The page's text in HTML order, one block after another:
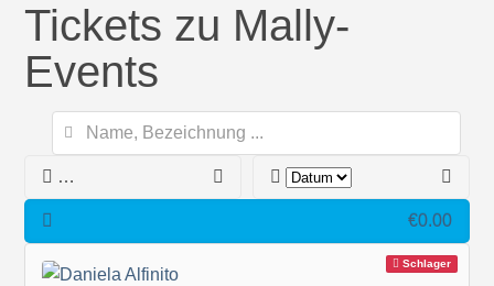
Tickets zu Mally-
Events
€0.00
Schlager